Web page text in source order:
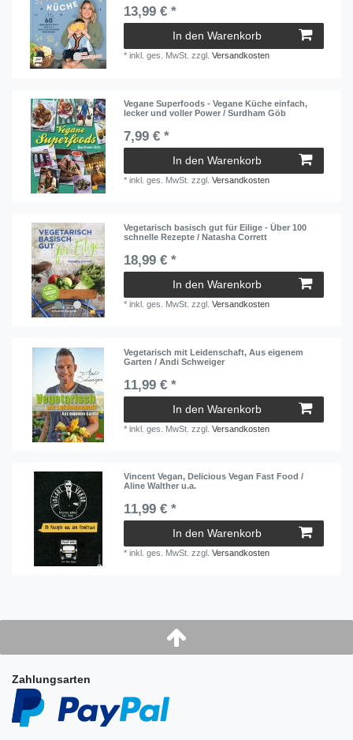
13,99 € *
In den Warenkorb
*inkl. ges. MwSt. zzgl.Versandkosten
Vegane Superfoods - Vegane Küche einfach,
lecker und voller Power / Surdham Göb
7,99 € *
In den Warenkorb
*inkl. ges. MwSt. zzgl.Versandkosten
Vegetarisch basisch gut für Eilige - Über 100
schnelle Rezepte / Natasha Corrett
18,99 € *
In den Warenkorb
*inkl. ges. MwSt. zzgl.Versandkosten
Vegetarisch mit Leidenschaft, Aus eigenem
Garten / Andi Schweiger
11,99 € *
In den Warenkorb
*inkl. ges. MwSt. zzgl.Versandkosten
Vincent Vegan, Delicious Vegan Fast Food /
Aline Walther u.a.
11,99 € *
In den Warenkorb
*inkl. ges. MwSt. zzgl.Versandkosten
Zahlungsarten